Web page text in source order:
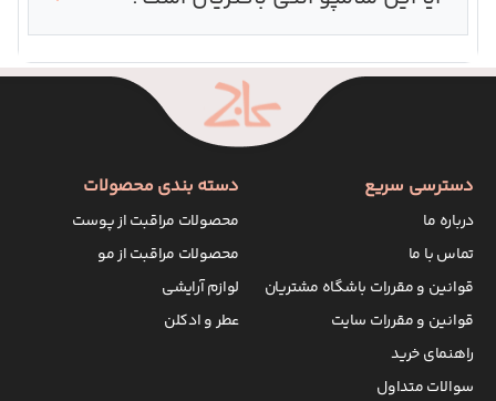
دسترسی سریع
درباره ما
تماس با ما
قوانین و مقررات باشگاه مشتریان
قوانین و مقررات سایت
راهنمای خرید
سوالات متداول
دسته بندی محصولات
محصولات مراقبت از پوست
محصولات مراقبت از مو
لوازم آرایشی
عطر و ادکلن